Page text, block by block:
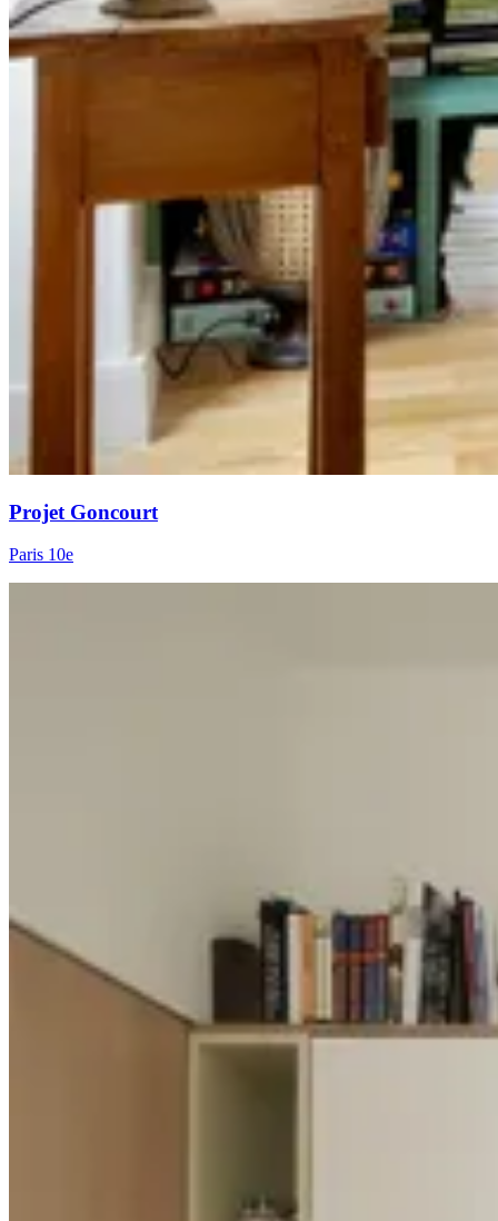
Projet Goncourt
Paris 10e